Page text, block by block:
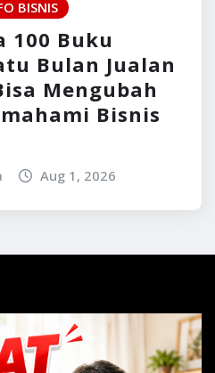
BISNIS
100 Buku
Bulan Jualan
Mengubah
Bisnis
Aug 1, 2026